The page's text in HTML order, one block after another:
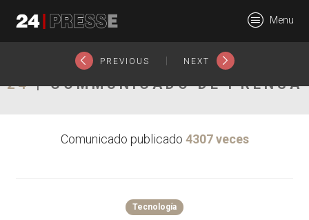
Menu
PREVIOUS NEXT
24| COMMUNICADO DE PRENSA
Comunicado publicado 4307 veces
Tecnología